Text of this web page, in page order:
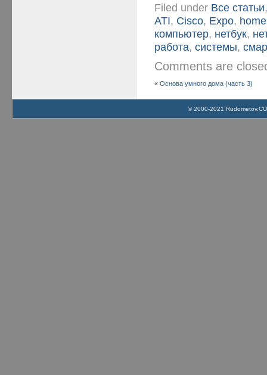
Filed under Все статьи
ATI, Cisco, Expo, home
компьютер, нетбук,
работа,системы,
Comments are
«Основа умного дома (часть 3)
© 2000-2021